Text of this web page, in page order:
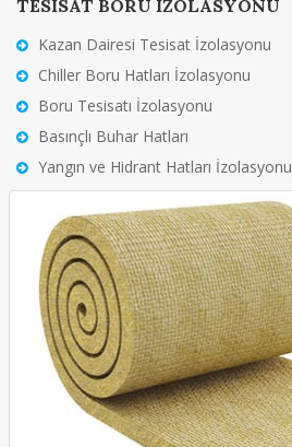
TESİSAT BORU İZOLASYONU
Kazan Dairesi Tesisat İzolasyonu
Chiller Boru Hatları İzolasyonu
Boru Tesisatı İzolasyonu
Basınçlı Buhar Hatları
Yangın ve Hidrant Hatları İzolasyonu